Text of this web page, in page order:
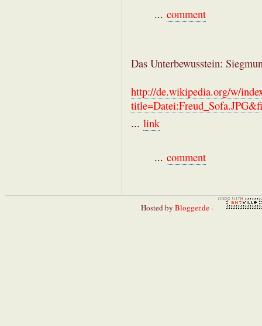
... comment
Das Unterbewusstein:
http://de.wikipedia.org/w/
... link
... comment
Hosted by Blogger.de-